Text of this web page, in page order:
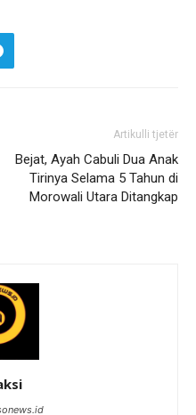
Artikulli tjetër
Bejat, Ayah Cabuli Dua Anak
Tirinya Selama 5 Tahun di
Morowali Utara Ditangkap